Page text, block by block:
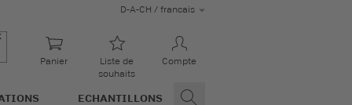
D-A-CH / francais
Panier
Liste de
souhaits
Compte
ECHANTILLONS